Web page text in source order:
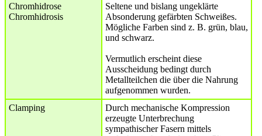
Chromhidrose
Chromhidrosis
Seltene und bislang ungeklärte
Absonderung gefärbten Schweißes.
Mögliche Farben sind z. B. grün, blau,
und schwarz.
Vermutlich erscheint diese
Ausscheidung bedingt durch
Metallteilchen die über die Nahrung
aufgenommen wurden.
Clamping
Durch mechanische Kompression
erzeugte Unterbrechung
sympathischer Fasern mittels